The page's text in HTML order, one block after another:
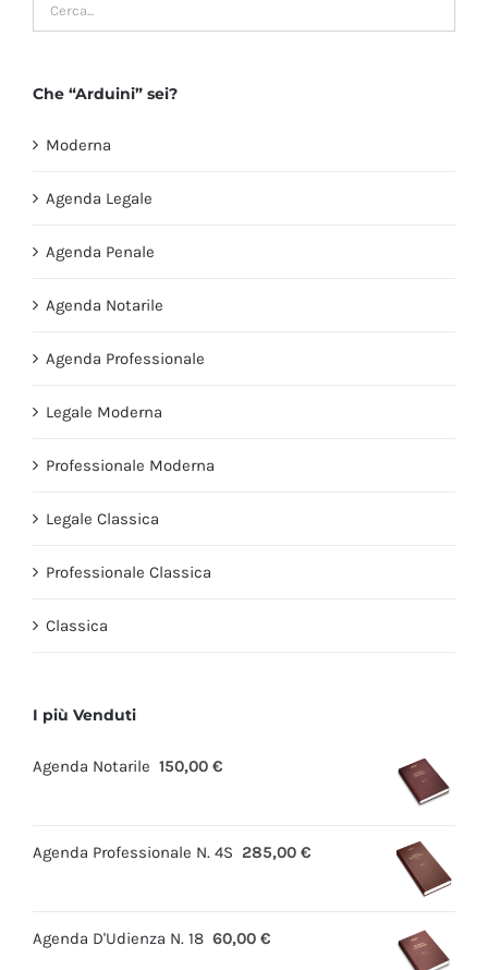
Che “Arduini” sei?
Moderna
Agenda Legale
Agenda Penale
Agenda Notarile
Agenda Professionale
Legale Moderna
Professionale Moderna
Legale Classica
Professionale Classica
Classica
I più Venduti
Agenda Notarile 150,00 €
Agenda Professionale N. 4S 285,00 €
Agenda D'Udienza N. 18 60,00 €